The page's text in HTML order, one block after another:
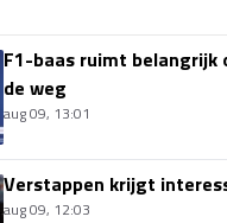
F1-baas ruimt belangrijk
de weg
aug 09, 13:01
Verstappen krijgt
aug 09, 12:03